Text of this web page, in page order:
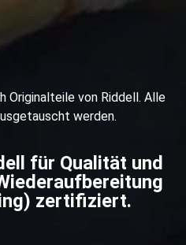
Originalteile von Riddell. Alle
werden.
für Qualität und
zertifiziert.